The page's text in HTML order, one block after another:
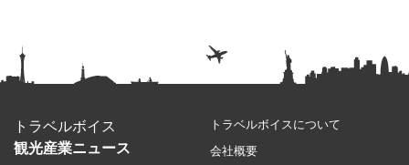
トラベルボイス
観光産業ニュース
トラベルボイスについて
会社概要